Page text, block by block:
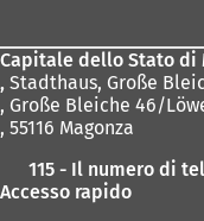
Capitale dello Stato di
, Stadthaus, Große
, Große Bleiche 46/
, 55116 Magonza
115 - Il numero di
Accesso rapido